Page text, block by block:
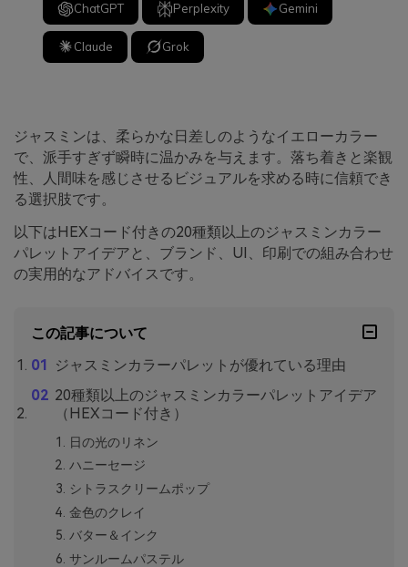
ChatGPT Perplexity Gemini
Claude Grok
ジャスミンは、柔らかな日差しのようなイエローカラー
で、派手すぎず瞬時に温かみを与えます。落ち着きと楽観
性、人間味を感じさせるビジュアルを求める時に信頼でき
る選択肢です。
以下はHEXコード付きの20種類以上のジャスミンカラー
パレットアイデアと、ブランド、UI、印刷での組み合わせ
の実用的なアドバイスです。
この記事について
ジャスミンカラーパレットが優れている理由
20種類以上のジャスミンカラーパレットアイデア
（HEXコード付き）
日の光のリネン
ハニーセージ
シトラスクリームポップ
金色のクレイ
バター＆インク
サンルームパステル